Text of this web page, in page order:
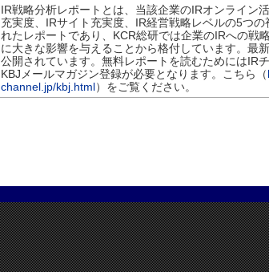
IR戦略分析レポートとは、当該企業のIRオンライン
充実度、IRサイト充実度、IR経営戦略レベルの5つ
れたレポートであり、KCR総研では企業のIRへの戦
に大きな影響を与えることから格付しています。最
公開されています。無料レポートを読むためにはIR
KBJメールマガジン登録が必要となります。こちら（
channel.jp/kbj.html）をご覧ください。